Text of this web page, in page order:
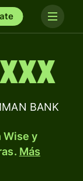
BANK
Wise y
Más